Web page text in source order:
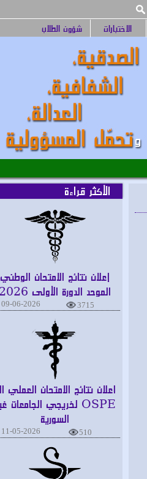
الاختبارات شؤون الطلاب
الأكثر قراءة
إعلان نتائج الامتحان الوطني
الموحد الدورة الأولى 2026
09-06-2026 3715
اعلان نتائج الامتحان العملي الـ
OSPE لخريجي الجامعات غير
السورية
11-05-2026